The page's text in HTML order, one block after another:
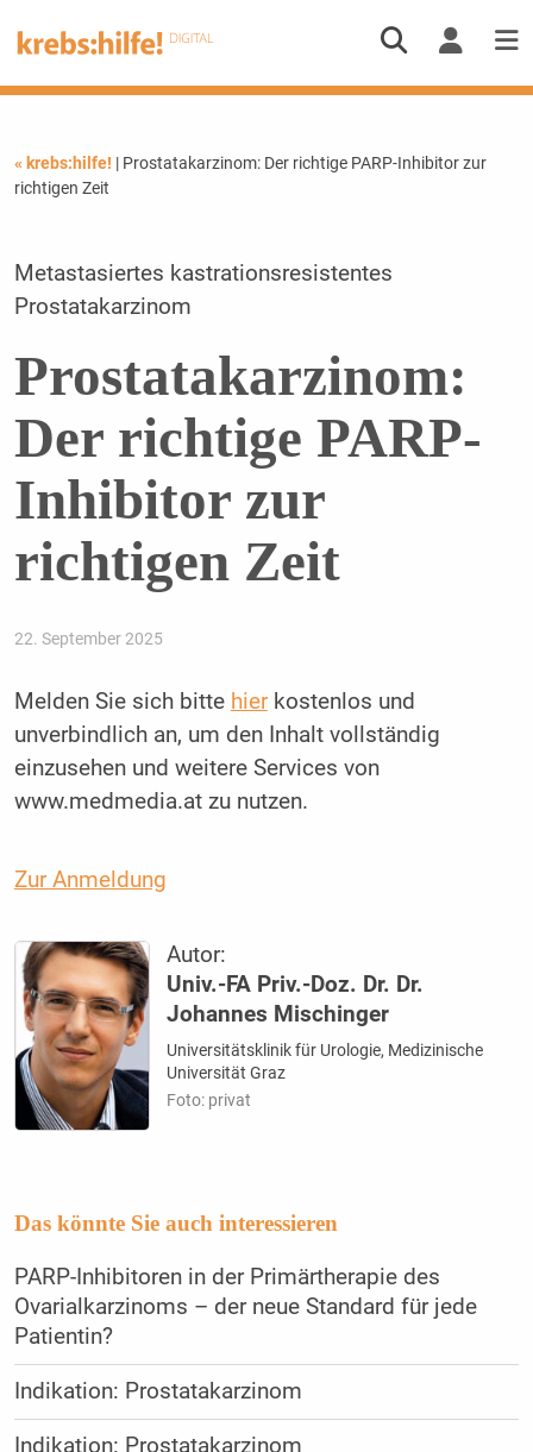
« krebs:hilfe! | Prostatakarzinom: Der richtige PARP-Inhibitor zur
richtigen Zeit
Metastasiertes kastrationsresistentes
Prostatakarzinom
Prostatakarzinom:
Der richtige PARP-
Inhibitor zur
richtigen Zeit
22. September 2025
Melden Sie sich bitte hierkostenlos und
unverbindlich an, um den Inhalt vollständig
einzusehen und weitere Services von
www.medmedia.at zu nutzen.
Zur Anmeldung
Autor:
Univ.-FA Priv.-Doz. Dr. Dr.
Johannes Mischinger
Universitätsklinik für Urologie, Medizinische
Universität Graz
Foto: privat
Das könnte Sie auch interessieren
PARP-Inhibitoren in der Primärtherapie des
Ovarialkarzinoms – der neue Standard für jede
Patientin?
Indikation: Prostatakarzinom
Indikation: Prostatakarzinom